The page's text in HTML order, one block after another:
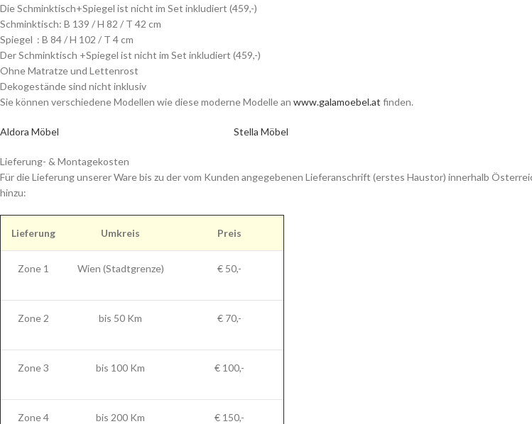
Die Schminktisch+Spiegel ist nicht im Set inkludiert (459,-)
Schminktisch: B 139 / H 82 / T 42 cm
Spiegel : B 84 / H 102 / T 4 cm
Der Schminktisch +Spiegel ist nicht im Set inkludiert (459,-)
Ohne Matratze und Lettenrost
Dekogestände sind nicht inklusiv
Sie können verschiedene Modellen wie diese moderne Modelle an www.galamoebel.at finden.
Aldora Möbel Stella Möbel
Lieferung- & Montagekosten
Für die Lieferung unserer Ware bis zu der vom Kunden angegebenen Lieferanschrift (erstes Haustor) innerhalb
hinzu:
Lieferung Umkreis Preis
Zone 1 Wien (Stadtgrenze) € 50,-
Zone 2 bis 50 Km € 70,-
Zone 3 bis 100 Km € 100,-
Zone 4 bis 200 Km € 150,-